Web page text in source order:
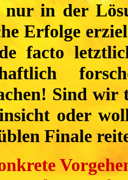
nur in der
Erfolge
facto
Sind
oder
Finale